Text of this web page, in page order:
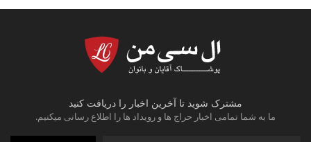
مشترک شوید تا آخرین اخبار را دریافت کنید
ما به شما تمامی اخبار حراج ها و رویداد ها را اطلاع رسانی میکنیم.